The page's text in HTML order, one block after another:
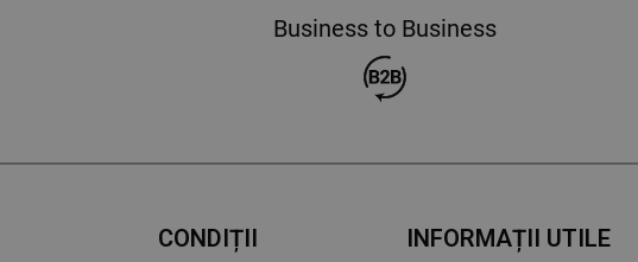
Business to Business
CONDIȚII INFORMAȚII UTILE